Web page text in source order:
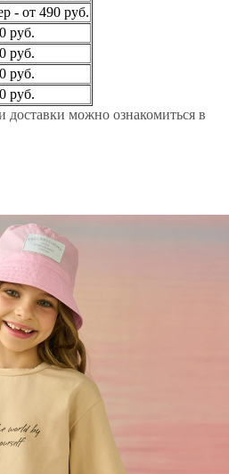
- от 490 руб.
руб.
руб.
руб.
руб.
доставки можно ознакомиться в